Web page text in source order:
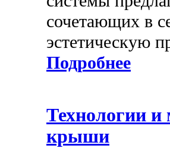
сочетающих в
эстетическую
Подробнее
Технологии и
крыши